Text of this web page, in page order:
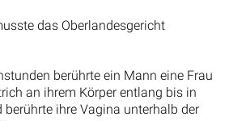
das Oberlandesgericht
berührte ein Mann eine Frau
an ihrem Körper entlang bis in
ihre Vagina unterhalb der